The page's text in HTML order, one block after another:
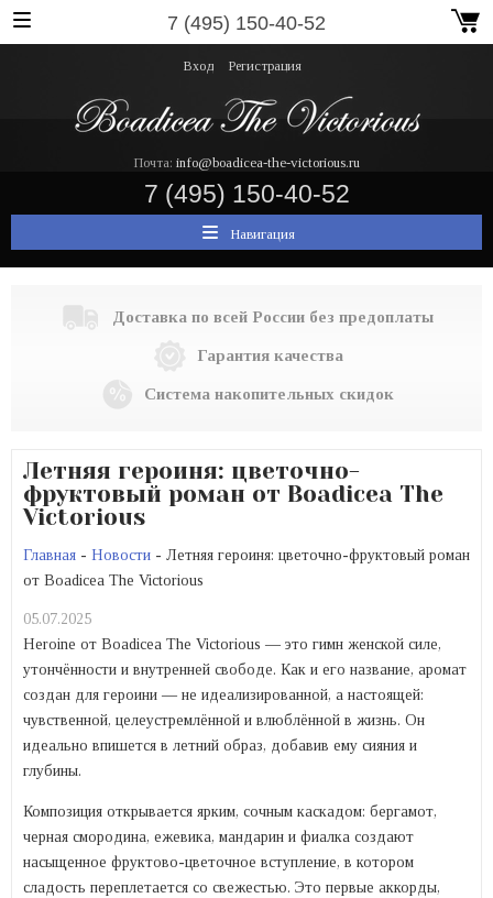
7 (495) 150-40-52
Вход Регистрация
Почта: info@boadicea-the-victorious.ru
7 (495) 150-40-52
Навигация
Доставка по всей России без предоплаты
Гарантия качества
Система накопительных скидок
Летняя героиня: цветочно-
фруктовый роман от Boadicea The
Victorious
Главная - Новости - Летняя героиня: цветочно-фруктовый роман
от Boadicea The Victorious
05.07.2025
Heroine от Boadicea The Victorious — это гимн женской силе,
утончённости и внутренней свободе. Как и его название, аромат
создан для героини — не идеализированной, а настоящей:
чувственной, целеустремлённой и влюблённой в жизнь. Он
идеально впишется в летний образ, добавив ему сияния и
глубины.
Композиция открывается ярким, сочным каскадом: бергамот,
черная смородина, ежевика, мандарин и фиалка создают
насыщенное фруктово-цветочное вступление, в котором
сладость переплетается со свежестью. Это первые аккорды,